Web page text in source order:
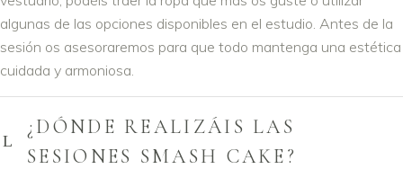
algunas de las opciones disponibles en el estudio. Antes de la
sesión os asesoraremos para que todo mantenga una estética
cuidada y armoniosa.
¿DÓNDE REALIZÁIS LAS
SESIONES SMASH CAKE?